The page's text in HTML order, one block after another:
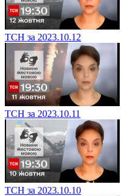
ТСН за 2023.10.12
ТСН за 2023.10.11
ТСН за 2023.10.10